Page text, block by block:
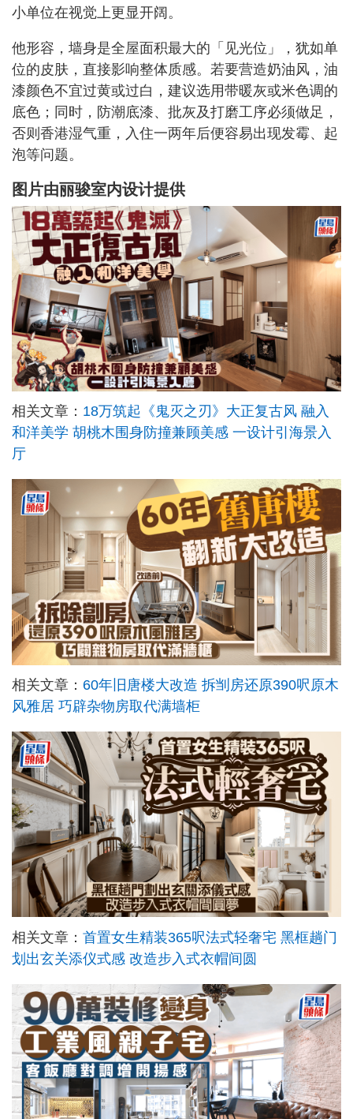
小单位在视觉上更显开阔。
他形容，墙身是全屋面积最大的「见光位」，犹如单
位的皮肤，直接影响整体质感。若要营造奶油风，油
漆颜色不宜过黄或过白，建议选用带暖灰或米色调的
底色；同时，防潮底漆、批灰及打磨工序必须做足，
否则香港湿气重，入住一两年后便容易出现发霉、起
泡等问题。
图片由丽骏室内设计提供
相关文章： 18万筑起《鬼灭之刃》大正复古风 融入
和洋美学 胡桃木围身防撞兼顾美感 一设计引海景入
厅
相关文章： 60年旧唐楼大改造 拆㓥房还原390呎原木
风雅居 巧辟杂物房取代满墙柜
相关文章： 首置女生精装365呎法式轻奢宅 黑框趟门
划出玄关添仪式感 改造步入式衣帽间圆